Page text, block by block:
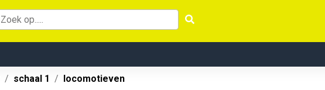
schaal 1 locomotieven